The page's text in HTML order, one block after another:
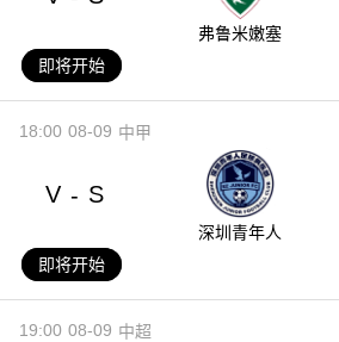
弗鲁米嫩塞
即将开始
08-09
18:00 中甲
V - S
深圳青年人
即将开始
08-09
19:00 中超